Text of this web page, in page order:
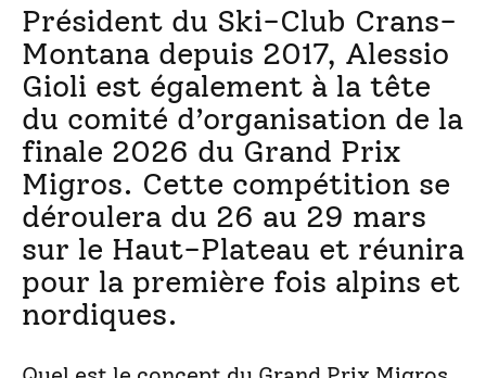
Président du Ski-Club Crans-
Montana depuis 2017, Alessio
Gioli est également à la tête
du comité d’organisation de la
finale 2026 du Grand Prix
Migros. Cette compétition se
déroulera du 26 au 29 mars
sur le Haut-Plateau et réunira
pour la première fois alpins et
nordiques.